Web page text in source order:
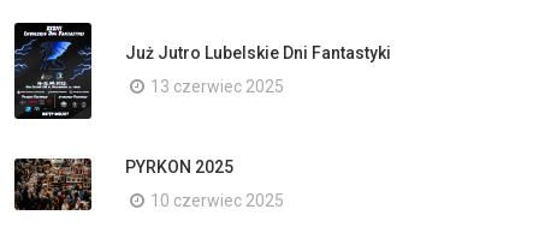
Już Jutro Lubelskie Dni Fantastyki
13 czerwiec 2025
PYRKON 2025
10 czerwiec 2025